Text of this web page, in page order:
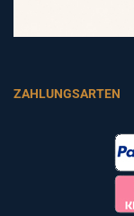
ZAHLUNGSARTEN